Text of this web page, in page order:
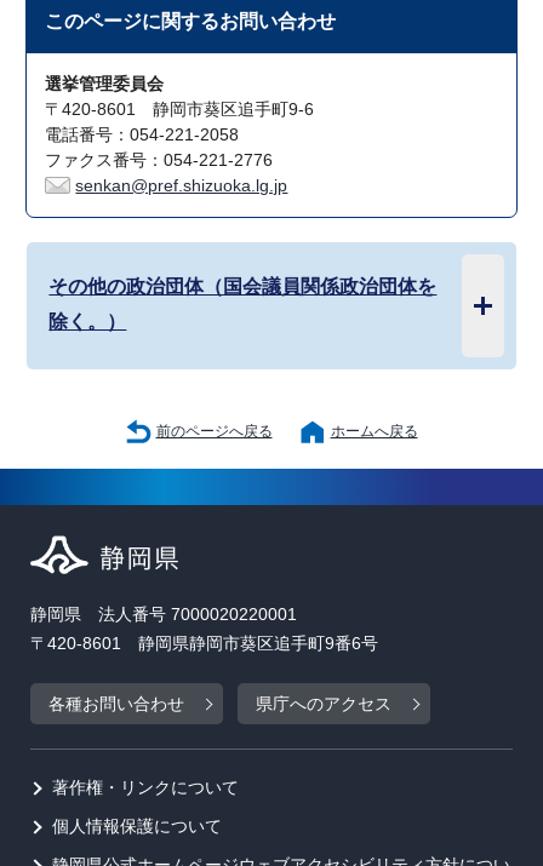
このページに関するお問い合わせ
選挙管理委員会
〒420-8601 静岡市葵区追手町9-6
電話番号：054-221-2058
ファクス番号：054-221-2776
senkan@pref.shizuoka.lg.jp
その他の政治団体（国会議員関係政治団体を
除く。）
前のページへ戻る ホームへ戻る
静岡県 法人番号 7000020220001
〒420-8601 静岡県静岡市葵区追手町9番6号
各種お問い合わせ 県庁へのアクセス
著作権・リンクについて
個人情報保護について